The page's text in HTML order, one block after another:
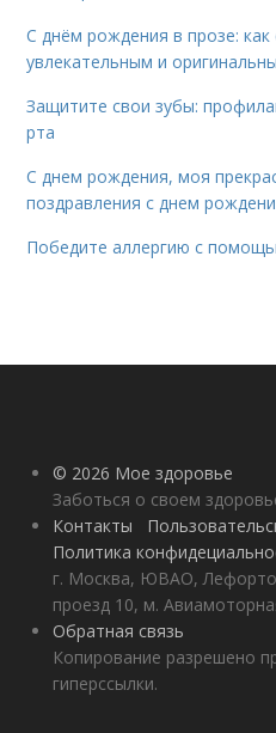
С днём рождения в прозе: как
увлекательным и
Защитите свои зубы:
рта
С днем рождения, моя
поздравления с днем
Победите аллергию с
© 2026 Мое здоровье
Заботься о своем
Контакты
Политика
г. Москва, ЮВАО,
проезд 10, м.
Обратная связь
Копирование разрешено
гиперссылки.